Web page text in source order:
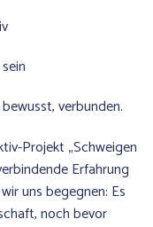
verbunden.
Projekt „Schweigen
Erfahrung
uns begegnen: Es
noch bevor